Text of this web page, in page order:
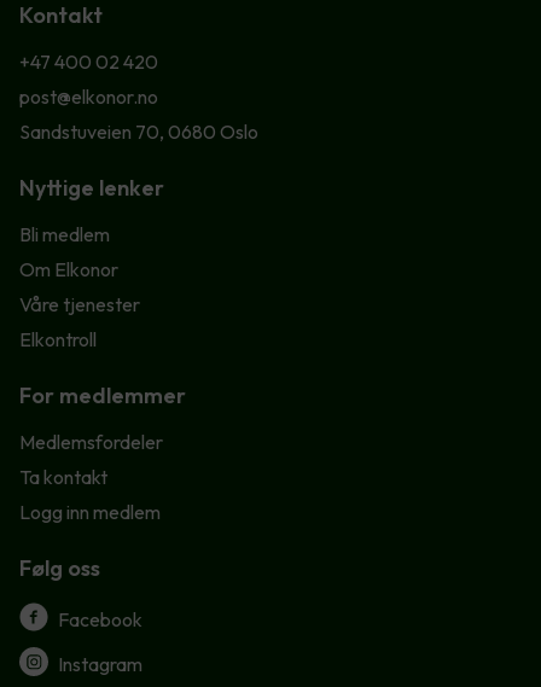
Kontakt
+47 400 02 420
post@elkonor.no
Sandstuveien 70, 0680 Oslo
Nyttige lenker
Bli medlem
Om Elkonor
Våre tjenester
Elkontroll
For medlemmer
Medlemsfordeler
Ta kontakt
Logg inn medlem
Følg oss
Facebook
Instagram